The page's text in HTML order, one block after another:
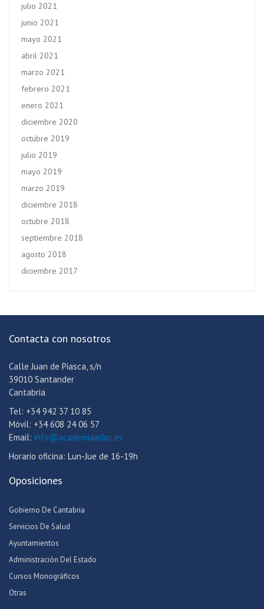
julio 2021
junio 2021
mayo 2021
abril 2021
marzo 2021
febrero 2021
enero 2021
diciembre 2020
octubre 2019
julio 2019
mayo 2019
marzo 2019
diciembre 2018
octubre 2018
septiembre 2018
agosto 2018
diciembre 2017
Contacta con nosotros
Calle Juan de Piasca, s/n
39010 Santander
Cantabria
Tel: +34 942 37 10 85
Móvil: +34 608 24 06 57
Email: info@academiaadoc.es
Horario oficina: Lun-Jue de 16-19h
Oposiciones
Gobierno De Cantabria
Servicios De Salud
Ayuntamientos
Administración Del Estado
Cursos Monográficos
Otras